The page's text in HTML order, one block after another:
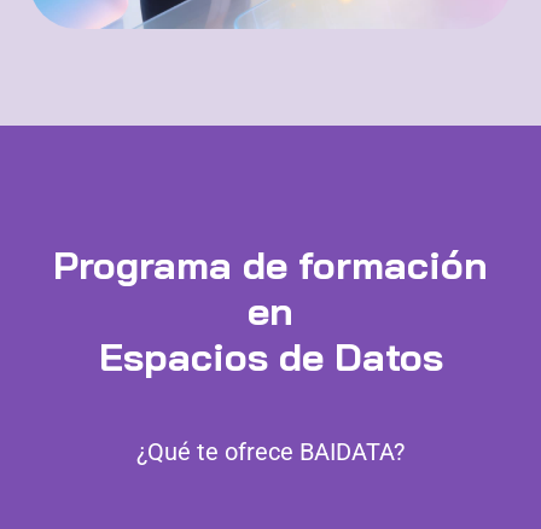
Programa de formación
en
Espacios de Datos
¿Qué te ofrece BAIDATA?